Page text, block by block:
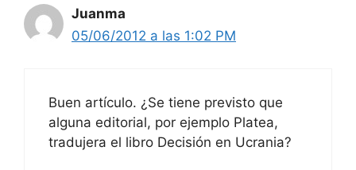
Juanma
05/06/2012 a las 1:02 PM
Buen artículo. ¿Se tiene previsto que
alguna editorial, por ejemplo Platea,
tradujera el libro Decisión en Ucrania?